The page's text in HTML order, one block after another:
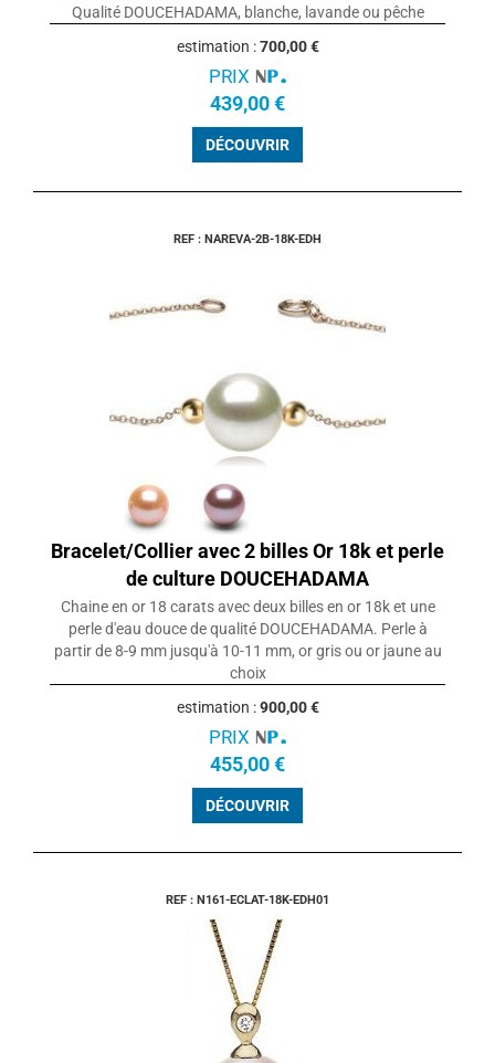
Qualité DOUCEHADAMA, blanche, lavande ou pêche
estimation :700,00 €
PRIX
439,00 €
DÉCOUVRIR
REF : NAREVA-2B-18K-EDH
Bracelet/Collier avec 2 billes Or 18k et perle
de culture DOUCEHADAMA
Chaine en or 18 carats avec deux billes en or 18k et une
perle d'eau douce de qualité DOUCEHADAMA. Perle à
partir de 8-9 mm jusqu'à 10-11 mm, or gris ou or jaune au
choix
estimation :900,00 €
PRIX
455,00 €
DÉCOUVRIR
REF : N161-ECLAT-18K-EDH01